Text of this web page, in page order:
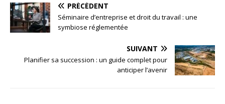
PRÉCÉDENT
Séminaire d’entreprise et droit du travail : une
symbiose réglementée
SUIVANT
Planifier sa succession : un guide complet pour
anticiper l’avenir